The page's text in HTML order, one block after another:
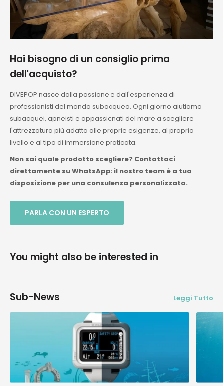
Hai bisogno di un consiglio prima
dell'acquisto?
DIVEPOP nasce dalla passione e dall'esperienza di
professionisti del mondo subacqueo. Ogni giorno aiutiamo
subacquei, apneisti e appassionati del mare a scegliere
l'attrezzatura più adatta alle proprie esigenze, al proprio
livello e al tipo di immersione praticata.
Non sai quale prodotto scegliere? Contattaci
direttamente su WhatsApp: il nostro team è a tua
disposizione per una consulenza personalizzata.
PARLA CON UN ESPERTO
You might also be interested in
Sub-News Leggi Tutto